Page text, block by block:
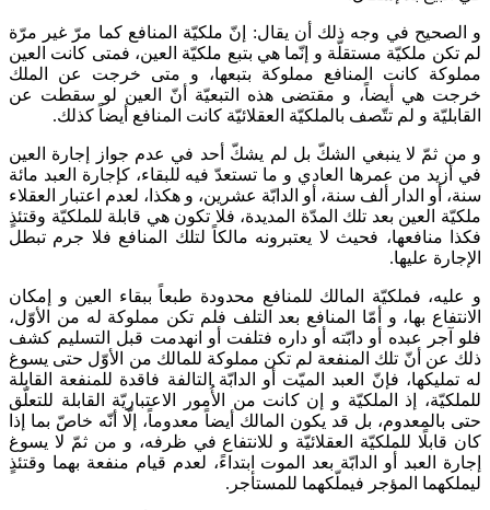
و الصحيح في وجه ذلك أن يقال: إنّ ملكيّة المنافع كما مرّ غير مرّة
لم تكن ملكيّة مستقلّة و إنّما هي بتبع ملكيّة العين، فمتى كانت العين
مملوكة كانت المنافع مملوكة بتبعها، و متى خرجت عن الملك
خرجت هي أيضاً، و مقتضى هذه التبعيّة أنّ العين لو سقطت عن
القابليّة و لم تتّصف بالملكيّة العقلائيّة كانت المنافع أيضاً كذلك.
و من ثمّ لا ينبغي الشكّ بل لم يشكّ أحد في عدم جواز إجارة العين
في أزيد من عمرها العادي و ما تستعدّ فيه للبقاء، كإجارة العبد مائة
سنة، أو الدار ألف سنة، أو الدابّة عشرين، و هكذا، لعدم اعتبار العقلاء
ملكيّة العين بعد تلك المدّة المديدة، فلا تكون هي قابلة للملكيّة وقتئذٍ
فكذا منافعها، فحيث لا يعتبرونه مالكاً لتلك المنافع فلا جرم تبطل
الإجارة عليها.
و عليه، فملكيّة المالك للمنافع محدودة طبعاً ببقاء العين و إمكان
الانتفاع بها، و أمّا المنافع بعد التلف فلم تكن مملوكة له من الأوّل،
فلو آجر عبده أو دابّته أو داره فتلفت أو انهدمت قبل التسليم كشف
ذلك عن أنّ تلك المنفعة لم تكن مملوكة للمالك من الأوّل حتى يسوغ
له تمليكها، فإنّ العبد الميّت أو الدابّة التالفة فاقدة للمنفعة القابلة
للملكيّة، إذ الملكيّة و إن كانت من الأُمور الاعتباريّة القابلة للتعلّق
حتى بالمعدوم، بل قد يكون المالك أيضاً معدوماً، إلّا أنّه خاصّ بما إذا
كان قابلًا للملكيّة العقلائيّة و للانتفاع في ظرفه، و من ثمّ لا يسوغ
إجارة العبد أو الدابّة بعد الموت ابتداءً، لعدم قيام منفعة بهما وقتئذٍ
ليملكهما المؤجر فيملّكهما للمستأجر.